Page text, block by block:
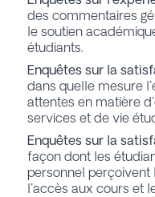
des commentaires
le soutien
étudiants.
Enquêtes sur la
dans quelle mesure
attentes en matière
services et de vie
Enquêtes sur la
façon dont les
personnel perçoivent
l'accès aux cours et